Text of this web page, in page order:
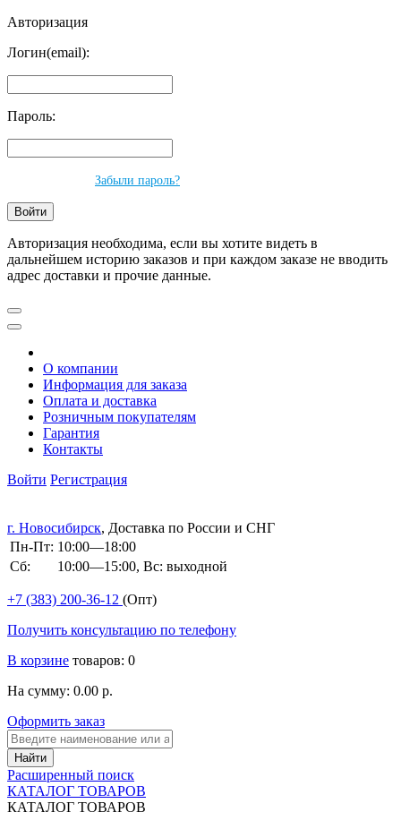
Авторизация
Логин(email):
Пароль:
Забыли пароль?
Авторизация необходима, если вы хотите видеть в
дальнейшем историю заказов и при каждом заказе не вводить
адрес доставки и прочие данные.
О компании
Информация для заказа
Оплата и доставка
Розничным покупателям
Гарантия
Контакты
Войти Регистрация
г. Новосибирск, Доставка по России и СНГ
Пн-Пт: 10:00—18:00
Сб:
10:00—15:00, Вс: выходной
+7 (383) 200-36-12 (Опт)
Получить консультацию по телефону
В корзине товаров: 0
На сумму: 0.00 р.
Оформить заказ
Расширенный поиск
КАТАЛОГ ТОВАРОВ
КАТАЛОГ ТОВАРОВ